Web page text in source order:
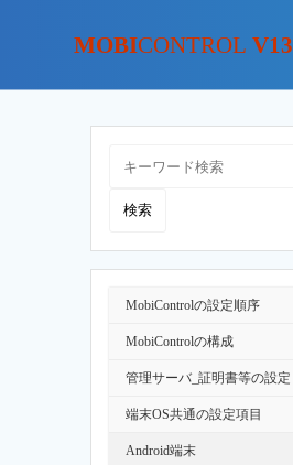
MOBICONTROL V13
MobiControlの設定順序
MobiControlの構成
管理サーバ_証明書等の設定
端末OS共通の設定項目
Android端末